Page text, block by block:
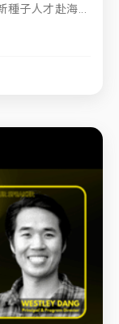
種子人才赴海...